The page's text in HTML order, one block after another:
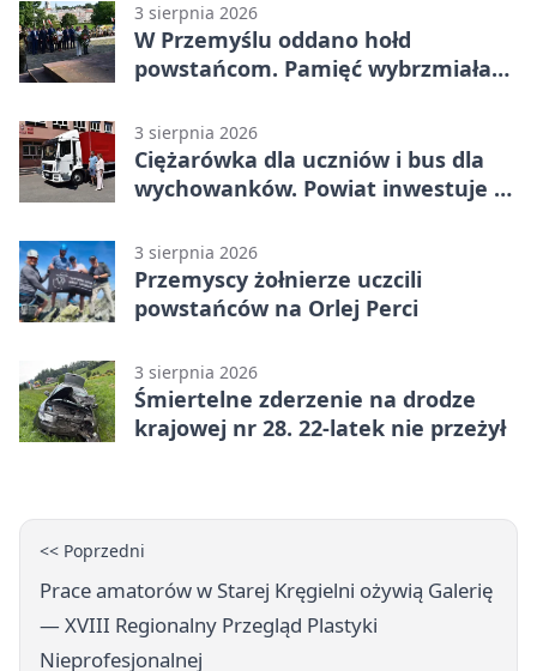
3 sierpnia 2026
W Przemyślu oddano hołd
powstańcom. Pamięć wybrzmiała
3 sierpnia 2026
Ciężarówka dla uczniów i bus dla
wychowanków. Powiat inwestuje w
3 sierpnia 2026
Przemyscy żołnierze uczcili
powstańców na Orlej Perci
3 sierpnia 2026
Śmiertelne zderzenie na drodze
krajowej nr 28. 22-latek nie przeżył
<< Poprzedni
Prace amatorów w Starej Kręgielni ożywią Galerię
— XVIII Regionalny Przegląd Plastyki
Nieprofesjonalnej